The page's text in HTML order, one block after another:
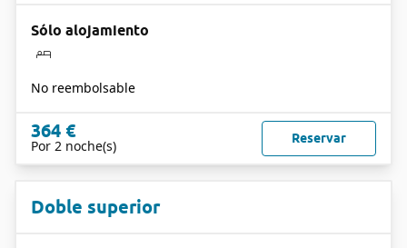
Sólo alojamiento
No reembolsable
364 €
Por 2 noche(s) Reservar
Doble superior